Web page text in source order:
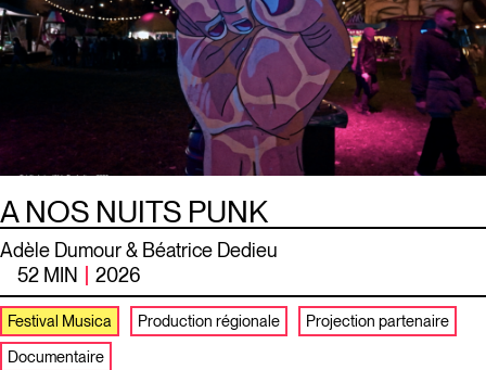
A NOS NUITS PUNK
Adèle Dumour & Béatrice Dedieu
52 MIN
2026
Festival Musica Production régionale
Projection partenaire
Documentaire